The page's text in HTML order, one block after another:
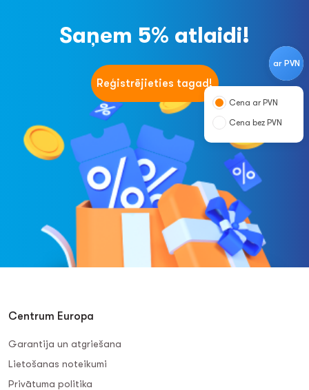
ar PVN
Cena ar PVN
Cena bez PVN
Saņem 5% atlaidi!
Reģistrējieties tagad!
Centrum Europa
Garantija un atgriešana
Lietošanas noteikumi
Privātuma politika